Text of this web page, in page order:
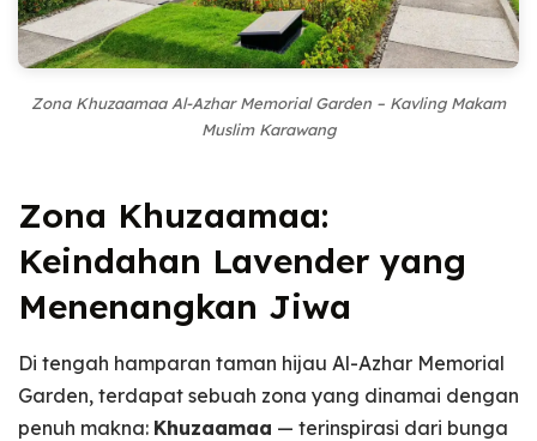
Zona Khuzaamaa Al-Azhar Memorial Garden – Kavling Makam
Muslim Karawang
Zona Khuzaamaa:
Keindahan Lavender yang
Menenangkan Jiwa
Di tengah hamparan taman hijau Al-Azhar Memorial
Garden, terdapat sebuah zona yang dinamai dengan
penuh makna: Khuzaamaa — terinspirasi dari bunga